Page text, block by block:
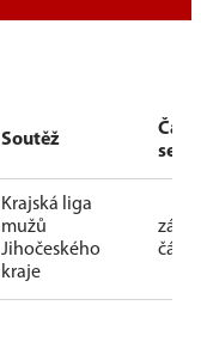
Soutěž
Část
Krajská liga
mužů
Jihočeského
kraje
část